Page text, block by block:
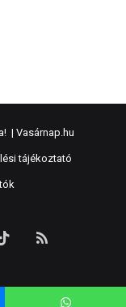
| Vasárnap.hu
tájékoztató
TikTok